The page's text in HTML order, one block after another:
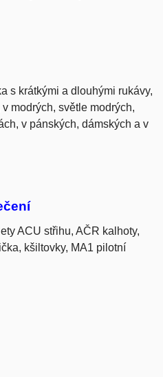
s krátkými a dlouhými rukávy,
modrých, světle modrých,
v pánských, dámských a v
ACU střihu, AČR kalhoty,
kšiltovky, MA1 pilotní